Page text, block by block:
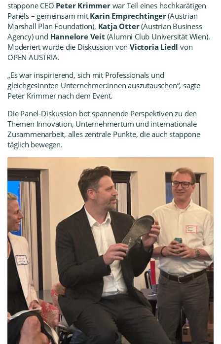
stappone CEO Peter Krimmerwar Teil eines hochkarätigen
Panels – gemeinsam mit Karin Emprechtinger(Austrian
Marshall Plan Foundation), Katja Otter(Austrian Business
Agency) und Hannelore Veit (Alumni Club Universität Wien).
Moderiert wurde die Diskussion vonVictoria Liedl von
OPEN AUSTRIA.
„Es war inspirierend, sich mit Professionals und
gleichgesinnten Unternehmer:innen auszutauschen“, sagte
Peter Krimmer nach dem Event.
Die Panel-Diskussion bot spannende Perspektiven zu den
Themen Innovation, Unternehmertum und internationale
Zusammenarbeit, alles zentrale Punkte, die auch stappone
täglich bewegen.